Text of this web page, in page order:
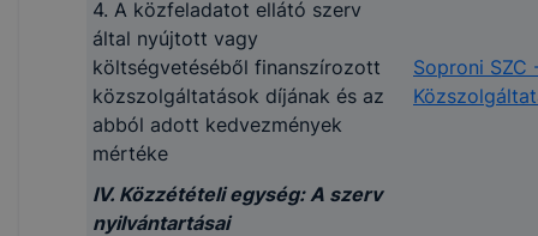
alapító határozat, a
költségvetési szerv
alapító okirata,
működési engedélye
2. A költségvetési szerv
elérhetősége
4. A közfeladatot ellátó szerv
által nyújtott vagy
költségvetéséből finanszírozott
közszolgáltatások díjának és az
abból adott kedvezmények
mértéke
Soproni SZC
IV. Közzétételi egység: A szerv
nyilvántartásai